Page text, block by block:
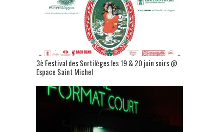
3è Festival des Sortilèges les 19 & 20 juin soirs @
Espace Saint Michel